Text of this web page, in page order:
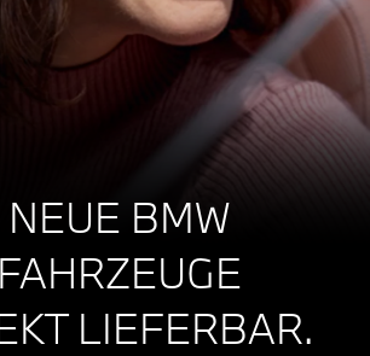
NEUE BMW
FAHRZEUGE
LIEFERBAR.